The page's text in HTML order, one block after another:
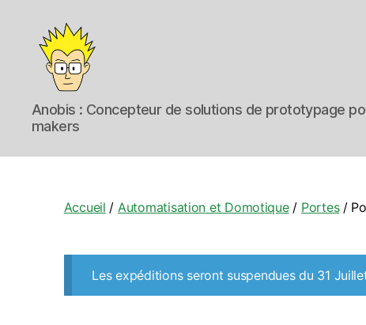
Anobis
Anobis : Concepteur de solutions de prototypage
makers
Accueil / Automatisation et Domotique/ Portes/
Les expéditions seront suspendues du 31